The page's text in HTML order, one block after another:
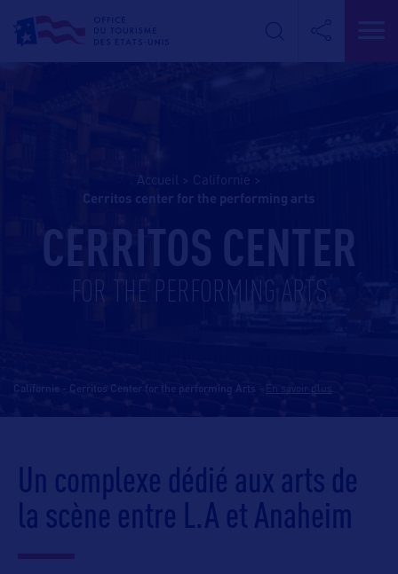
Accueil Californie
cerritos center for the performing arts
CERRITOS CENTER
FOR THE PERFORMING ARTS
Californie - Cerritos Center for the performing Arts
Un complexe dédié aux arts de
la scène entre L.A et Anaheim